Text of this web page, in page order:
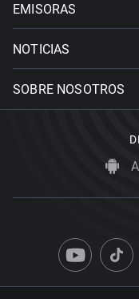
EMISORAS
NOTICIAS
SOBRE NOSOTROS